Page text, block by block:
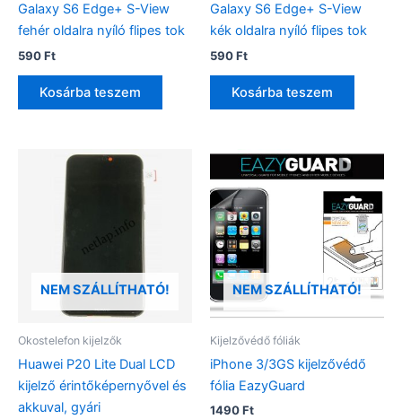
Galaxy S6 Edge+ S-View
fehér oldalra nyíló flipes tok
590Ft
Kosárba teszem
Galaxy S6 Edge+ S-View
kék oldalra nyíló flipes tok
590Ft
Kosárba teszem
NEM SZÁLLÍTHATÓ!
Okostelefon kijelzők
Huawei P20 Lite Dual LCD
kijelző érintőképernyővel és
akkuval, gyári
NEM SZÁLLÍTHATÓ!
Kijelzővédő fóliák
iPhone 3/3GS kijelzővédő
fólia EazyGuard
1490Ft